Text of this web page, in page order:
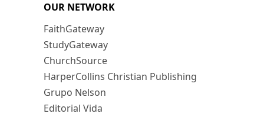
OUR NETWORK
FaithGateway
StudyGateway
ChurchSource
HarperCollins Christian Publishing
Grupo Nelson
Editorial Vida